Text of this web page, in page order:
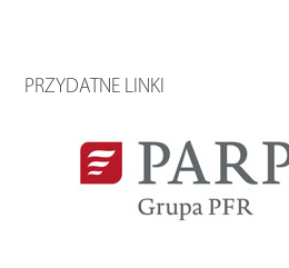
PRZYDATNE LINKI